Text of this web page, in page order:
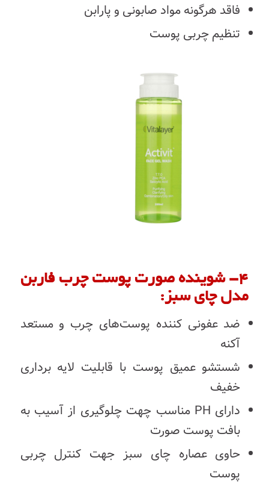
فاقد هرگونه مواد صابونی و پارابن
تنظیم چربی پوست
۴- شوینده صورت پوست چرب فاربن
مدل چای سبز:
ضد عفونی کننده پوست‌های چرب و مستعد
آکنه
شستشو عمیق پوست با قابلیت لایه برداری
خفیف
دارای PH مناسب چهت چلوگیری از آسیب به
بافت پوست صورت
حاوی عصاره چای سبز جهت کنترل چربی
پوست